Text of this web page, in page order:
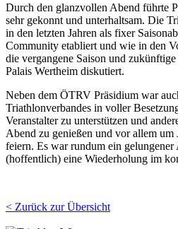
Durch den glanzvollen Abend führte
sehr gekonnt und unterhaltsam. Die
in den letzten Jahren als fixer
Community etabliert und wie in den
die vergangene Saison und
Palais Wertheim diskutiert.
Neben dem ÖTRV Präsidium war
Triathlonverbandes in voller
Veranstalter zu unterstützen und
Abend zu genießen und vor allem um
feiern. Es war rundum ein
(hoffentlich) eine Wiederholung im
< Zurück zur Übersicht